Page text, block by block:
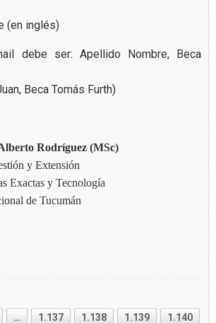
(en inglés)
debe ser: Apellido Nombre, Beca
Beca Tomás Furth)
Rodríguez (MSc)
y Extensión
Exactas y Tecnología
de Tucumán
… 1.137 1.138 1.139
1.140